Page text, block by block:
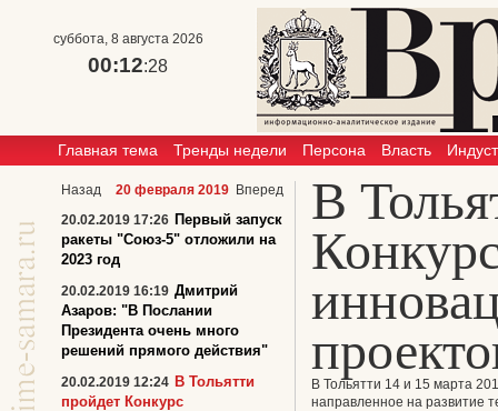
суббота, 8 августа 2026
00:12:28
Главная тема Тренды недели Персона Власть
В
В Тольятти 14 и 15 марта
направленное на развитие
Назад 20 февраля 2019 Вперед
20.02.2019 17:26 Первый запуск
ракеты "Союз-5" отложили на
2023 год
20.02.2019 16:19 Дмитрий
Азаров: "В Послании
Президента очень много
решений прямого действия"
20.02.2019 12:24 В Тольятти
пройдет Конкурс